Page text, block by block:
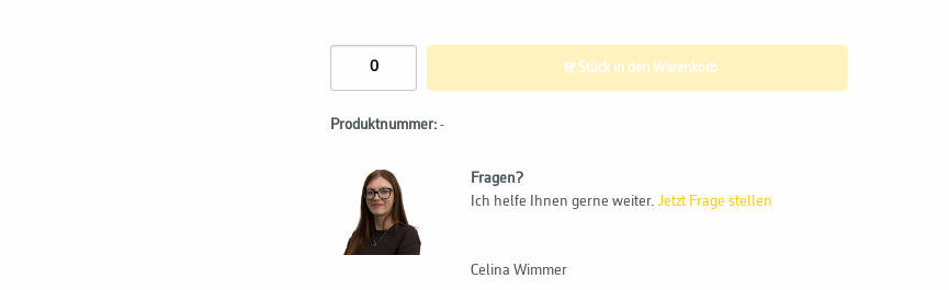
Stück in den Warenkorb
Produktnummer: -
Fragen?
Ich helfe Ihnen gerne weiter.Jetzt Frage stellen
Celina Wimmer